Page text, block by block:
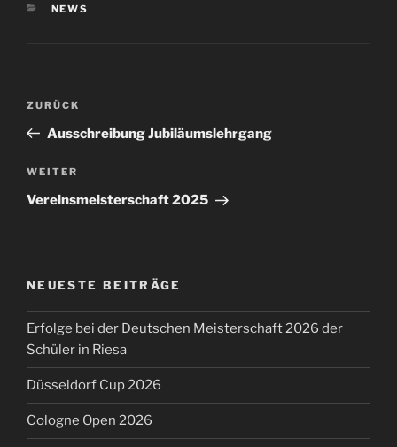
KATEGORIEN
NEWS
Beitragsnavigation
Vorheriger
Beitrag
ZURÜCK
Ausschreibung Jubiläumslehrgang
Nächster
Beitrag
WEITER
Vereinsmeisterschaft 2025
NEUESTE BEITRÄGE
Erfolge bei der Deutschen Meisterschaft 2026 der
Schüler in Riesa
Düsseldorf Cup 2026
Cologne Open 2026